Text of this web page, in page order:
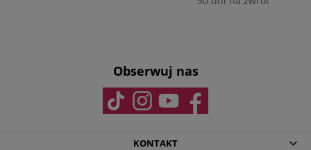
Obserwuj nas
KONTAKT